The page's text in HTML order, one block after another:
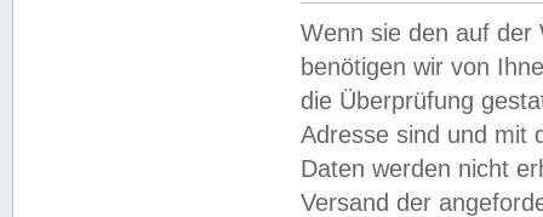
Wenn sie den auf der
benötigen wir von
die Überprüfung
Adresse sind und mit
Daten werden nicht
Versand der